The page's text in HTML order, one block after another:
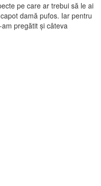
pe care ar trebui să le ai
damă pufos. Iar pentru
pregătit și câteva